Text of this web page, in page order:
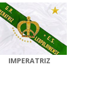
IMPERATRIZ